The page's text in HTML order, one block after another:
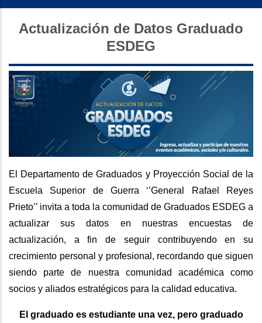
Actualización de Datos Graduado
ESDEG
El Departamento de Graduados y Proyección Social de la
Escuela Superior de Guerra ‘’General Rafael Reyes
Prieto’’ invita a toda la comunidad de Graduados ESDEG a
actualizar sus datos en nuestras encuestas de
actualización, a fin de seguir contribuyendo en su
crecimiento personal y profesional, recordando que siguen
siendo parte de nuestra comunidad académica como
socios y aliados estratégicos para la calidad educativa.
El graduado es estudiante una vez, pero graduado